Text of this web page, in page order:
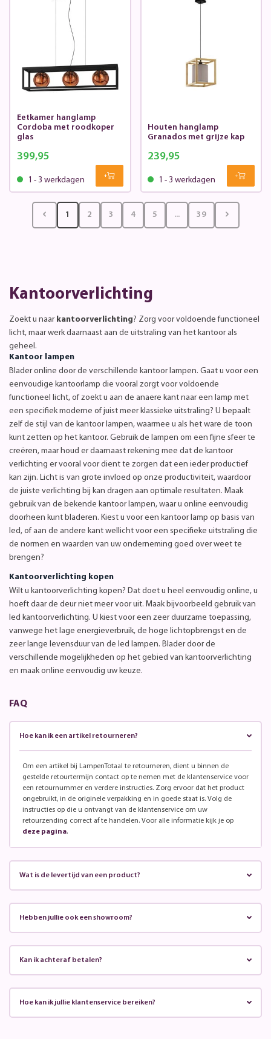
Eetkamer hanglamp
Cordoba met roodkoper
glas
399,95
1 - 3 werkdagen
Houten hanglamp
Granados met grijze kap
239,95
1 - 3 werkdagen
1 2 3 4 5 ... 39
Kantoorverlichting
Zoekt u naar kantoorverlichting? Zorg voor voldoende functioneel
licht, maar werk daarnaast aan de uitstraling van het kantoor als
geheel.
Kantoor lampen
Blader online door de verschillende kantoor lampen. Gaat u voor een
eenvoudige kantoorlamp die vooral zorgt voor voldoende
functioneel licht, of zoekt u aan de anaere kant naar een lamp met
een specifiek moderne of juist meer klassieke uitstraling? U bepaalt
zelf de stijl van de kantoor lampen, waarmee u als het ware de toon
kunt zetten op het kantoor. Gebruik de lampen om een fijne sfeer te
creëren, maar houd er daarnaast rekening mee dat de kantoor
verlichting er vooral voor dient te zorgen dat een ieder productief
kan zijn. Licht is van grote invloed op onze productiviteit, waardoor
de juiste verlichting bij kan dragen aan optimale resultaten. Maak
gebruik van de bekende kantoor lampen, waar u online eenvoudig
doorheen kunt bladeren. Kiest u voor een kantoor lamp op basis van
led, of aan de andere kant wellicht voor een specifieke uitstraling die
de normen en waarden van uw onderneming goed over weet te
brengen?
Kantoorverlichting kopen
Wilt u kantoorverlichting kopen? Dat doet u heel eenvoudig online, u
hoeft daar de deur niet meer voor uit. Maak bijvoorbeeld gebruik van
led kantoorverlichting. U kiest voor een zeer duurzame toepassing,
vanwege het lage energieverbruik, de hoge lichtopbrengst en de
zeer lange levensduur van de led lampen. Blader door de
verschillende mogelijkheden op het gebied van kantoorverlichting
en maak online eenvoudig uw keuze.
FAQ
Hoe kan ik een artikel retourneren?
Om een artikel bij LampenTotaal te retourneren, dient u binnen de
gestelde retourtermijn contact op te nemen met de klantenservice voor
een retournummer en verdere instructies. Zorg ervoor dat het product
ongebruikt, in de originele verpakking en in goede staat is. Volg de
instructies op die u ontvangt van de klantenservice om uw
retourzending correct af te handelen. Voor alle informatie kijk je op
deze pagina.
Wat is de levertijd van een product?
Hebben jullie ook een showroom?
Kan ik achteraf betalen?
Hoe kan ik jullie klantenservice bereiken?